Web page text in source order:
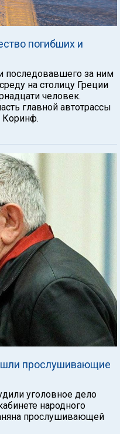
погибших и
последовавшего за ним
на столицу Греции
человек.
главной автотрассы
прослушивающие
уголовное дело
народного
прослушивающей